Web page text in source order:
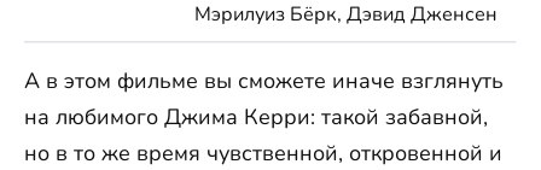
Мэрилуиз Бёрк, Дэвид Дженсен
А в этом фильме вы сможете иначе взглянуть
на любимого Джима Керри: такой забавной,
но в то же время чувственной, откровенной и